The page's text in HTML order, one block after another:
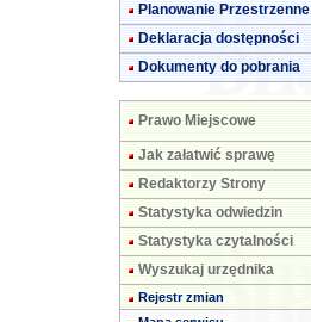
Planowanie Przestrzenne
Deklaracja dostępności
Dokumenty do pobrania
Prawo Miejscowe
Jak załatwić sprawę
Redaktorzy Strony
Statystyka odwiedzin
Statystyka czytalności
Wyszukaj urzędnika
Rejestr zmian